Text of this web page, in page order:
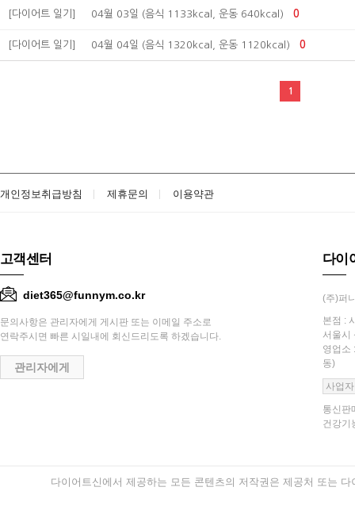
[다이어트 일기] 04월 03일 (음식 1133kcal, 운동 640kcal) 0
[다이어트 일기] 04월 04일 (음식 1320kcal, 운동 1120kcal) 0
1
개인정보취급방침 제휴문의 이용약관
고객센터
diet365@funnym.co.kr
문의사항은 관리자에게 게시판 또는 이메일 주소로
연락주시면 빠른 시일내에 회신드리도록 하겠습니다.
관리자에게
다이
(주)퍼
본점 :
서울시
영업소
동)
사업
통신판
건강기
다이어트신에서 제공하는 모든 콘텐츠의 저작권은 제공처 또는